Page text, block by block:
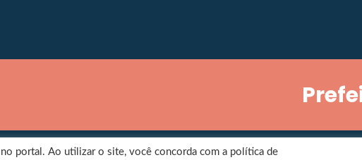
Copyright © SECRETARIA MUNICIPAL DE CIÊNCIA, TECNOLOGIA E INOVAÇÃO
portal. Ao utilizar o site, você concorda com a política de